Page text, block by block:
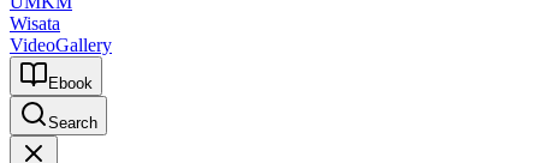
Wisata
VideoGallery
Ebook
Search